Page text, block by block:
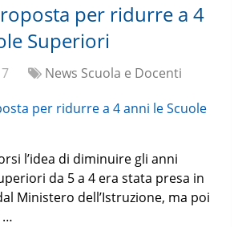
per ridurre a 4
Superiori
News Scuola e Docenti
l’idea di diminuire gli anni
da 5 a 4 era stata presa in
Ministero dell’Istruzione, ma poi
…